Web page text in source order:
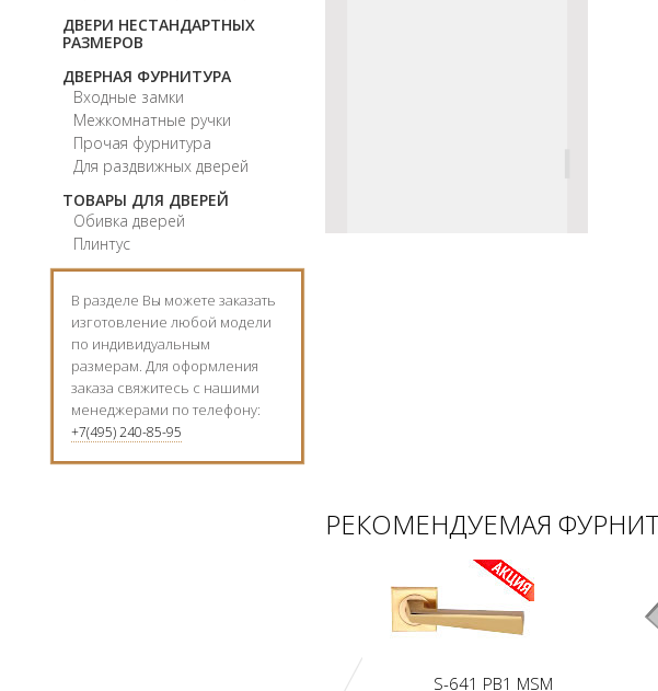
ДВЕРИ НЕСТАНДАРТНЫХ
РАЗМЕРОВ
ДВЕРНАЯ ФУРНИТУРА
Входные замки
Межкомнатные ручки
Прочая фурнитура
Для раздвижных дверей
ТОВАРЫ ДЛЯ ДВЕРЕЙ
Обивка дверей
Плинтус
В разделе Вы можете заказать
изготовление любой модели
по индивидуальным
размерам. Для оформления
заказа свяжитесь с нашими
менеджерами по телефону:
+7(495) 240-85-95
РЕКОМЕНДУЕМАЯ
S-641 PB1 MSM